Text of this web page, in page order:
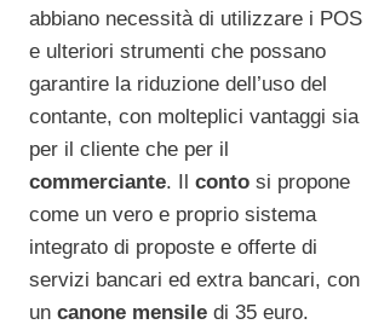
abbiano necessità di utilizzare i POS
e ulteriori strumenti che possano
garantire la riduzione dell’uso del
contante, con molteplici vantaggi sia
per il cliente che per il
commerciante. Il contosi propone
come un vero e proprio sistema
integrato di proposte e offerte di
servizi bancari ed extra bancari, con
un canone mensiledi 35 euro.